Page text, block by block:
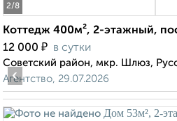
2/8
Коттедж 400м², 2-этажный,
12 000 ₽ в сутки
Советский район, мкр. Шлюз,
Агентство, 29.07.2026
‹